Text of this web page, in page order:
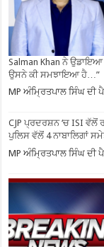
Salman Khan ਨੇ
ਉਸਨੇ ਕੀ ਸਮਝਾਇਆ ਹੈ…”
MP ਅੰਮ੍ਰਿਤਪਾਲ ਸਿੰਘ
CJP ਪ੍ਰਦਰਸ਼ਨ ‘ਚ ISI ਵੱਲੋਂ
ਪੁਲਿਸ ਵੱਲੋਂ 4 ਨਾਬਾਲਿਗਾਂ
MP ਅੰਮ੍ਰਿਤਪਾਲ ਸਿੰਘ